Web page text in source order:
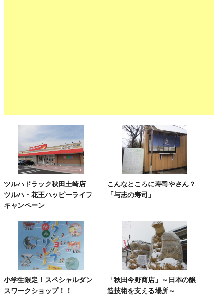
ツルハドラック秋田土崎店
ツルハ・花王ハッピーライフ
キャンペーン
こんなところに寿司やさん？
「与志の寿司」
小学生限定！スペシャルダン
スワークショップ！！
「秋田今野商店」～日本の醸
造技術を支える場所～